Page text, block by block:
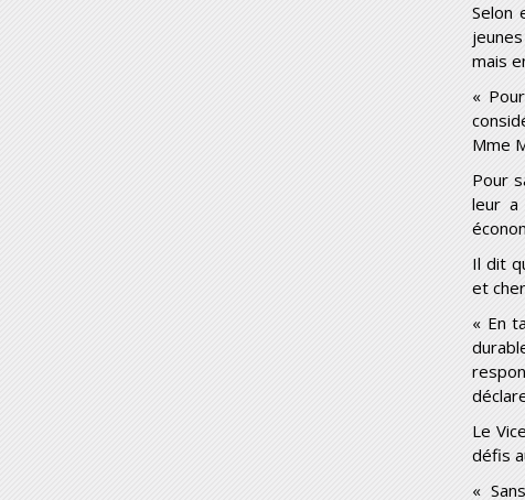
Selon
mais
«
Mme
Pour
leur a
Il dit
et
« En
Le
défis
«